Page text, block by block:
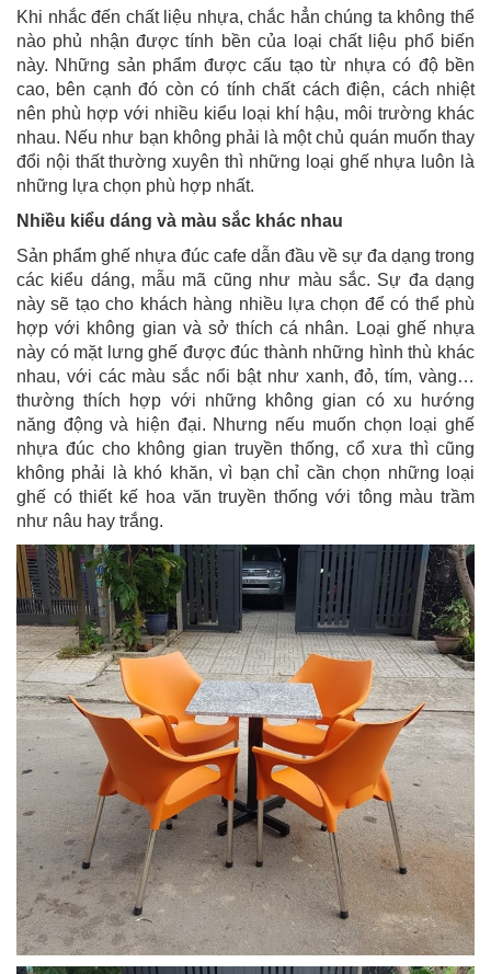
Khi nhắc đến chất liệu nhựa, chắc hẳn chúng ta không thể
nào phủ nhận được tính bền của loại chất liệu phổ biến
này. Những sản phẩm được cấu tạo từ nhựa có độ bền
cao, bên cạnh đó còn có tính chất cách điện, cách nhiệt
nên phù hợp với nhiều kiểu loại khí hậu, môi trường khác
nhau. Nếu như bạn không phải là một chủ quán muốn thay
đổi nội thất thường xuyên thì những loại ghế nhựa luôn là
những lựa chọn phù hợp nhất.
Nhiều kiểu dáng và màu sắc khác nhau
Sản phẩm ghế nhựa đúc cafe dẫn đầu về sự đa dạng trong
các kiểu dáng, mẫu mã cũng như màu sắc. Sự đa dạng
này sẽ tạo cho khách hàng nhiều lựa chọn để có thể phù
hợp với không gian và sở thích cá nhân. Loại ghế nhựa
này có mặt lưng ghế được đúc thành những hình thù khác
nhau, với các màu sắc nổi bật như xanh, đỏ, tím, vàng…
thường thích hợp với những không gian có xu hướng
năng động và hiện đại. Nhưng nếu muốn chọn loại ghế
nhựa đúc cho không gian truyền thống, cổ xưa thì cũng
không phải là khó khăn, vì bạn chỉ cần chọn những loại
ghế có thiết kế hoa văn truyền thống với tông màu trầm
như nâu hay trắng.